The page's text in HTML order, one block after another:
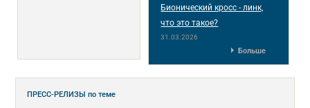
Бионический кросс - линк,
что это такое?
31.03.2026
Больше
ПРЕСС-РЕЛИЗЫпо теме